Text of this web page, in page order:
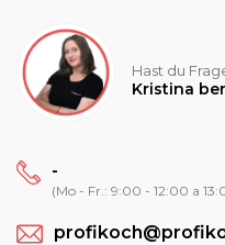
Hast du
Kristina
-
(Mo - Fr.: 9:00 - 12:00 a